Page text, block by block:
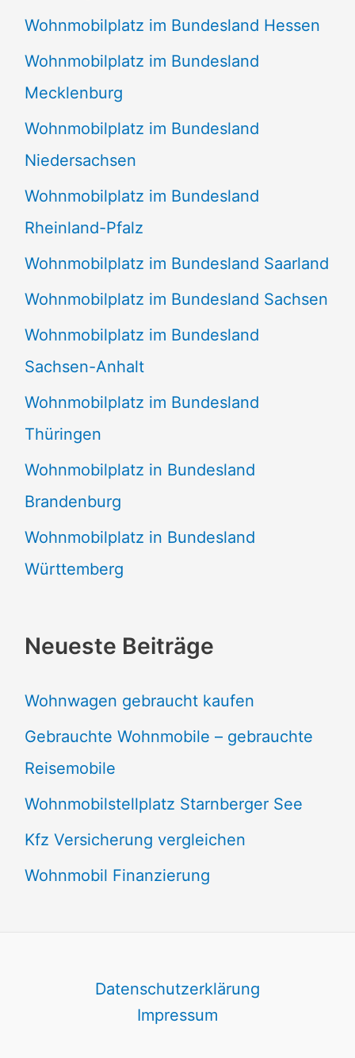
Wohnmobilplatz im Bundesland Hessen
Wohnmobilplatz im Bundesland
Mecklenburg
Wohnmobilplatz im Bundesland
Niedersachsen
Wohnmobilplatz im Bundesland
Rheinland-Pfalz
Wohnmobilplatz im Bundesland Saarland
Wohnmobilplatz im Bundesland Sachsen
Wohnmobilplatz im Bundesland
Sachsen-Anhalt
Wohnmobilplatz im Bundesland
Thüringen
Wohnmobilplatz in Bundesland
Brandenburg
Wohnmobilplatz in Bundesland
Württemberg
Neueste Beiträge
Wohnwagen gebraucht kaufen
Gebrauchte Wohnmobile – gebrauchte
Reisemobile
Wohnmobilstellplatz Starnberger See
Kfz Versicherung vergleichen
Wohnmobil Finanzierung
Datenschutzerklärung
Impressum